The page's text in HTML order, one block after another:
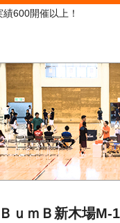
600開催以上！
ｕｍＢ新木場